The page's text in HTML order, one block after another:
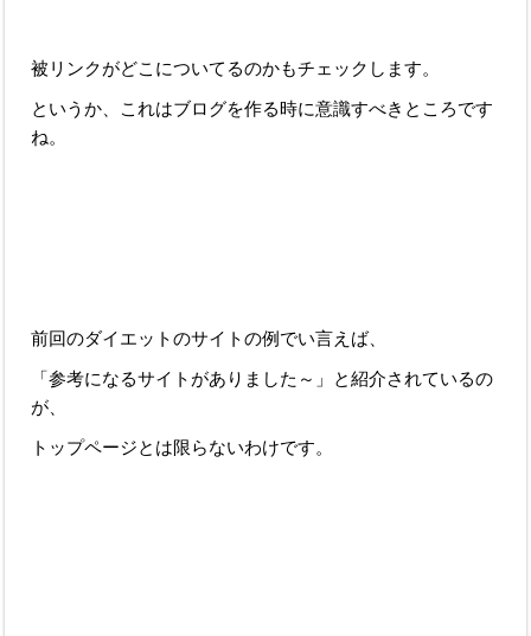
被リンクがどこについてるのかもチェックします。
というか、これはブログを作る時に意識すべきところです
ね。
前回のダイエットのサイトの例でい言えば、
「参考になるサイトがありました～」と紹介されているの
が、
トップページとは限らないわけです。